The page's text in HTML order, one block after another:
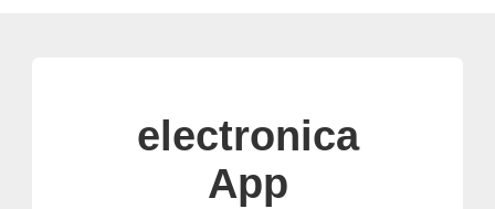
electronica
App